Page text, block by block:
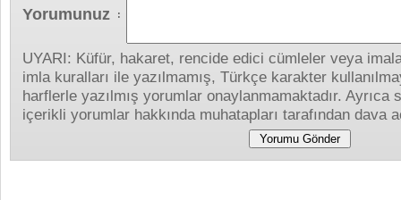
Yorumunuz :
UYARI: Küfür, hakaret, rencide edici cümleler veya
imla kuralları ile yazılmamış, Türkçe karakter
harflerle yazılmış yorumlar onaylanmamaktadır.
içerikli yorumlar hakkında muhatapları tarafından dava